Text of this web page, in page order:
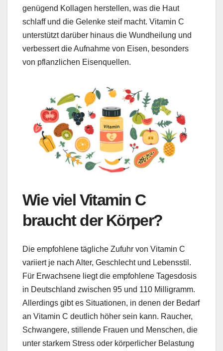
genügend Kollagen herstellen, was die Haut
schlaff und die Gelenke steif macht. Vitamin C
unterstützt darüber hinaus die Wundheilung und
verbessert die Aufnahme von Eisen, besonders
von pflanzlichen Eisenquellen.
Wie viel Vitamin C
braucht der Körper?
Die empfohlene tägliche Zufuhr von Vitamin C
variiert je nach Alter, Geschlecht und Lebensstil.
Für Erwachsene liegt die empfohlene Tagesdosis
in Deutschland zwischen 95 und 110 Milligramm.
Allerdings gibt es Situationen, in denen der Bedarf
an Vitamin C deutlich höher sein kann. Raucher,
Schwangere, stillende Frauen und Menschen, die
unter starkem Stress oder körperlicher Belastung